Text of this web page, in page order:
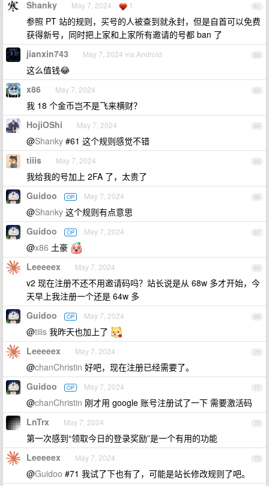
61
Shanky May 7, 2024 1
参照 PT 站的规则，买号的人被查到就永封，但是自首可以免费
获得新号，同时把上家和上家所有邀请的号都 ban 了
62
jianxin743 May 7, 2024 via Android
这么值钱😂
63
x86 May 7, 2024
我 18 个金币岂不是飞来横财？
64
HojiOShi May 7, 2024
@Shanky #61 这个规则感觉不错
65
tiiis May 7, 2024
我给我的号加上 2FA 了，太贵了
66
Guidoo OP May 7, 2024
@Shanky 这个规则有点意思
67
Guidoo OP May 7, 2024
@x86 土豪
68
Leeeeex May 7, 2024
v2 现在注册不还不用邀请码吗？站长说是从 68w 多才开始，今
天早上我注册一个还是 64w 多
69
Guidoo OP May 7, 2024
@tiiis 我昨天也加上了
70
Leeeeex May 7, 2024
@chanChristin 好吧，现在注册已经需要了。
71
Guidoo OP May 7, 2024
@chanChristin 刚才用 google 账号注册试了一下 需要激活码
72
LnTrx May 7, 2024
第一次感到“领取今日的登录奖励”是一个有用的功能
73
Leeeeex May 7, 2024
@Guidoo #71 我试了下也有了，可能是站长修改规则了吧。